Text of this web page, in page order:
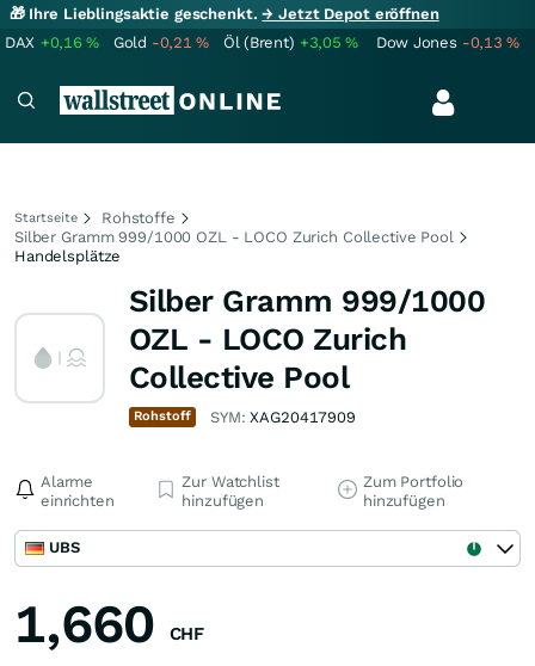
🎁 Ihre Lieblingsaktie geschenkt.→ Jetzt Depot eröffnen
DAX +0,16% Gold -0,21% Öl (Brent) +3,05% Dow Jones -0,13%
Startseite
Rohstoffe
Silber Gramm 999/1000 OZL - LOCO Zurich Collective Pool
Handelsplätze
Silber Gramm 999/1000
OZL - LOCO Zurich
Collective Pool
Rohstoff SYM:XAG20417909
Alarme
einrichten
Zur Watchlist
hinzufügen
Zum Portfolio
hinzufügen
UBS
1,660 CHF